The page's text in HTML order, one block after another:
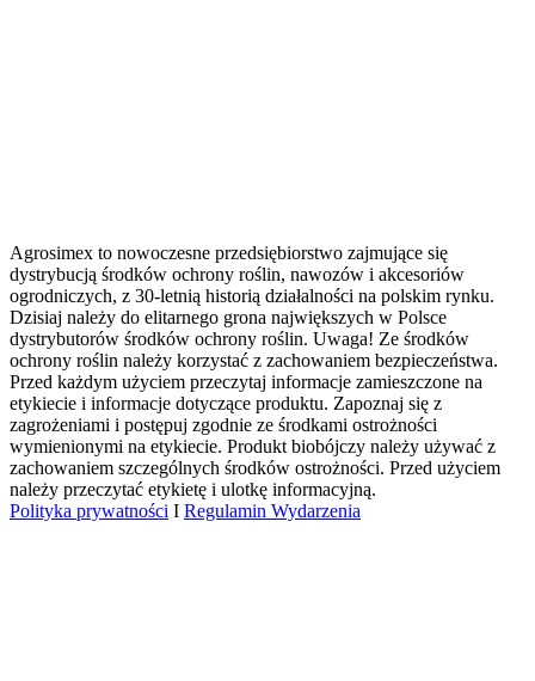
Agrosimex to nowoczesne przedsiębiorstwo zajmujące się
dystrybucją środków ochrony roślin, nawozów i akcesoriów
ogrodniczych, z 30-letnią historią działalności na polskim rynku.
Dzisiaj należy do elitarnego grona największych w Polsce
dystrybutorów środków ochrony roślin. Uwaga! Ze środków
ochrony roślin należy korzystać z zachowaniem bezpieczeństwa.
Przed każdym użyciem przeczytaj informacje zamieszczone na
etykiecie i informacje dotyczące produktu. Zapoznaj się z
zagrożeniami i postępuj zgodnie ze środkami ostrożności
wymienionymi na etykiecie. Produkt biobójczy należy używać z
zachowaniem szczególnych środków ostrożności. Przed użyciem
należy przeczytać etykietę i ulotkę informacyjną.
Polityka prywatności I Regulamin Wydarzenia